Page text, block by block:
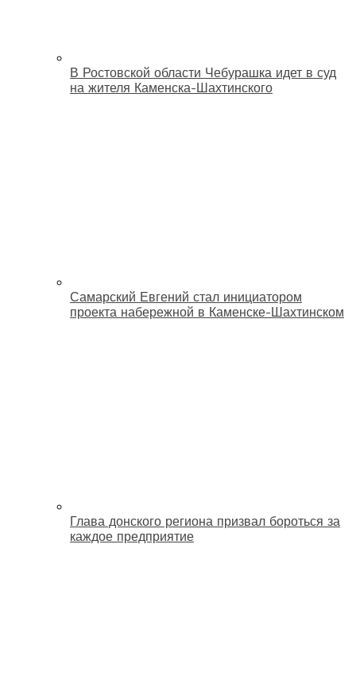
В Ростовской области Чебурашка идет в суд
на жителя Каменска-Шахтинского
Самарский Евгений стал инициатором
проекта набережной в Каменске-Шахтинском
Глава донского региона призвал бороться за
каждое предприятие